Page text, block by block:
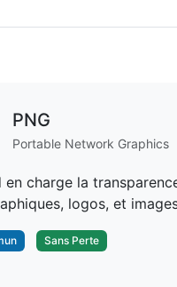
PNG
Portable Network Graphics
en charge la
logos, et
Sans Perte